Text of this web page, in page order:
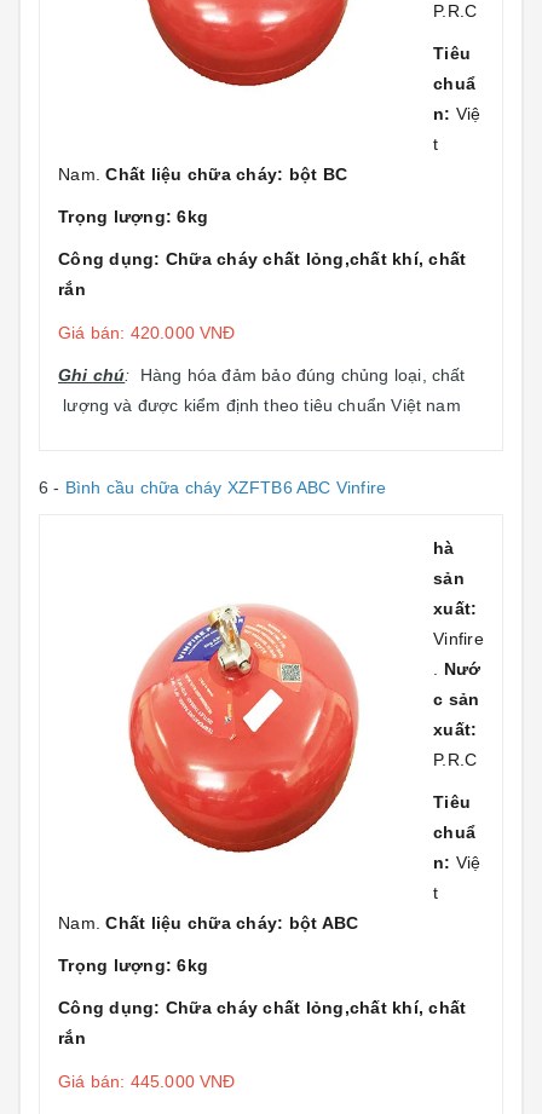
P.R.C
Tiêu
chuẩ
n: Việ
t
Nam.Chất liệu chữa cháy: bột BC
Trọng lượng: 6kg
Công dụng: Chữa cháy chất lỏng,chất khí, chất
rắn
Giá bán: 420.000 VNĐ
Ghi chú: Hàng hóa đảm bảo đúng chủng loại, chất
lượng và được kiểm định theo tiêu chuẩn Việt nam
6 - Bình cầu chữa cháy XZFTB6 ABC Vinfire
hà
sản
xuất:
Vinfire
Nướ
c sản
xuất:
P.R.C
Tiêu
chuẩ
n: Việ
t
Nam.Chất liệu chữa cháy: bột ABC
Trọng lượng: 6kg
Công dụng: Chữa cháy chất lỏng,chất khí, chất
rắn
Giá bán: 445.000 VNĐ